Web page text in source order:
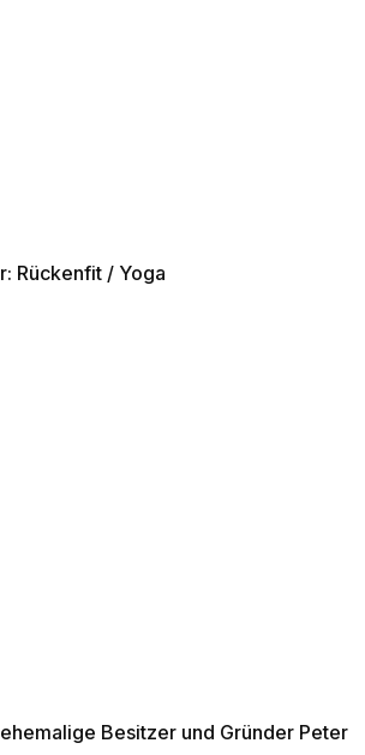
Rückenfit / Yoga
Besitzer und Gründer Peter